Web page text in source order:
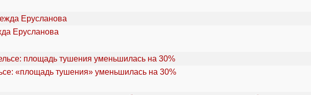
Ерусланова
«площадь тушения» уменьшилась на 30%